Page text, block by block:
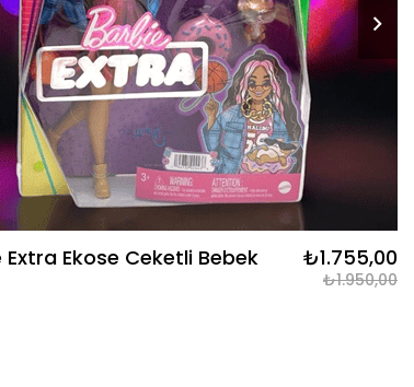
Extra Ekose Ceketli Bebek ₺1.755,00
₺1.950,00